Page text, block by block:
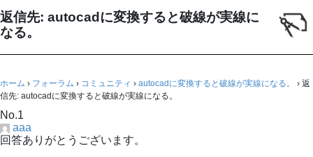
返信先: autocadに変換すると破線が実線に
なる。
ホーム › フォーラム › コミュニティ › autocadに変換すると破線が実線になる。 › 返
信先: autocadに変換すると破線が実線になる。
No.1
aaa
回答ありがとうございます。